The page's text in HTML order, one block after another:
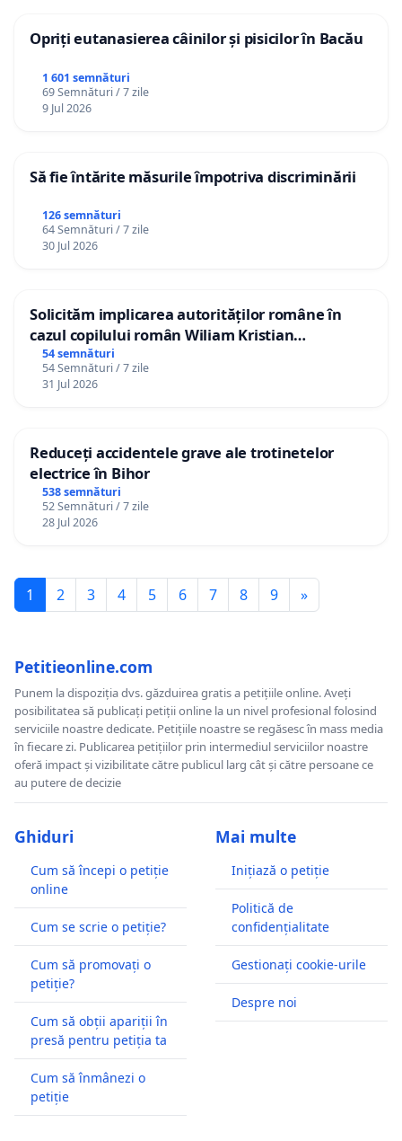
Opriți eutanasierea câinilor și pisicilor în Bacău
1 601 semnături
69 Semnături / 7 zile
9 Jul 2026
Să fie întărite măsurile împotriva discriminării
126 semnături
64 Semnături / 7 zile
30 Jul 2026
Solicităm implicarea autorităților române în
cazul copilului român Wiliam Kristian
Gheorghe, aflat în plasament în Danemarca de
12 ani
54 semnături
54 Semnături / 7 zile
31 Jul 2026
Reduceți accidentele grave ale trotinetelor
electrice în Bihor
538 semnături
52 Semnături / 7 zile
28 Jul 2026
1 2 3 4 5 6 7 8 9 »
Petitieonline.com
Punem la dispoziția dvs. găzduirea gratis a petițiile online. Aveți
posibilitatea să publicați petiții online la un nivel profesional folosind
serviciile noastre dedicate. Petițiile noastre se regăsesc în mass media
în fiecare zi. Publicarea petițiilor prin intermediul serviciilor noastre
oferă impact și vizibilitate către publicul larg cât și către persoane ce
au putere de decizie
Ghiduri
Cum să începi o petiție
online
Cum se scrie o petiție?
Cum să promovați o
petiție?
Cum să obții apariții în
presă pentru petiția ta
Cum să înmânezi o
petiție
Mai multe
Inițiază o petiție
Politică de
confidențialitate
Gestionați cookie-urile
Despre noi